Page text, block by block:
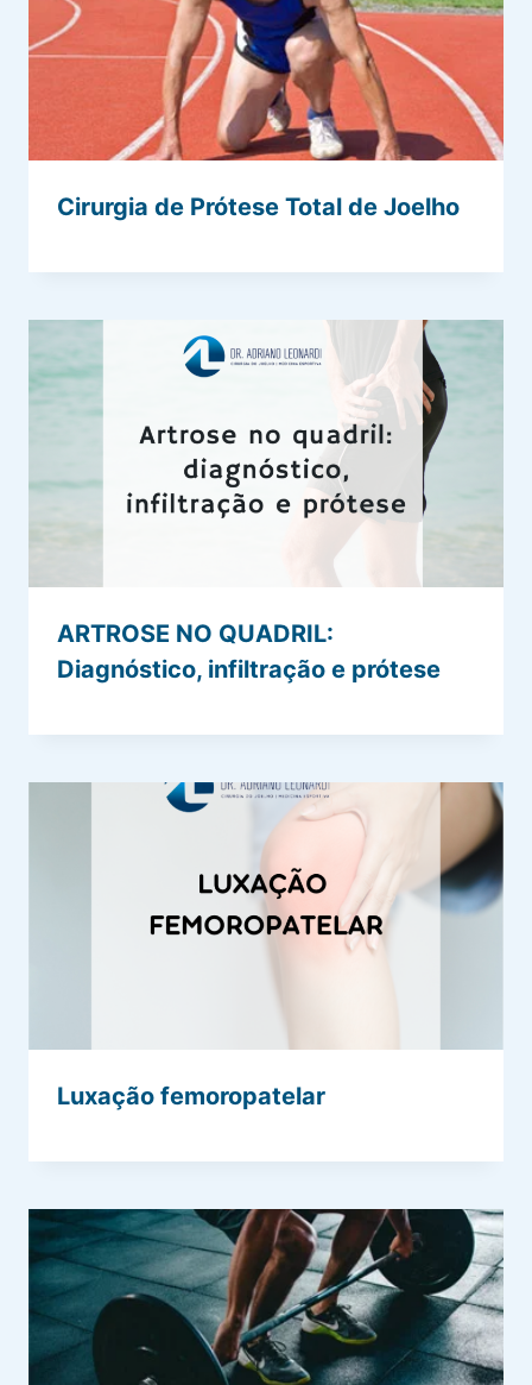
Cirurgia de Prótese Total de Joelho
ARTROSE NO QUADRIL:
Diagnóstico, infiltração e prótese
Luxação femoropatelar